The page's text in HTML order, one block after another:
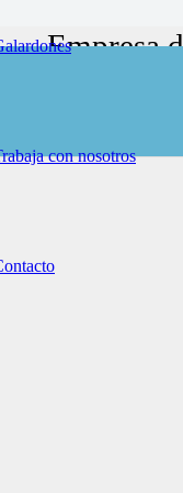
con nosotros
Empresa